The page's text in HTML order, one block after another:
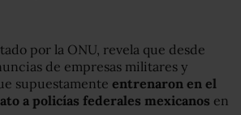
por la ONU, revela que desde
de empresas militares y
supuestamente entrenaron en el
a policías federales mexicanos en